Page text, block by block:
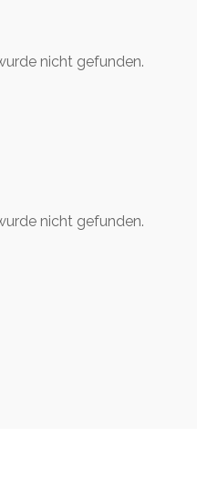
nicht gefunden.
nicht gefunden.